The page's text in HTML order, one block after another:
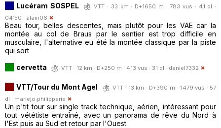
Lucéram SOSPEL
VTT · 33 km · D+1650 m · 783 vus · 41 dl ·
04:50 · alain06
Beau tour, belles descentes, mais plutôt pour les VAE car la
montée au col de Braus par le sentier est trop difficile en
musculaire, l'alternative eu été la montée classique par la piste
qui sort
cervetta
VTT · 12 km · D+250 m · 413 vus · 31 dl · daniel7332
VTT/Tour du Mont Agel
VTT · 13 km · D+390 m · 1479 vus · 57
dl · mariejo.philipparie
Un p'tit tour sur single track technique, aérien, intéressant pour
tout vététiste entraîné, avec un panorama de rêve du Nord à
l'Est puis au Sud et retour par l'Ouest.